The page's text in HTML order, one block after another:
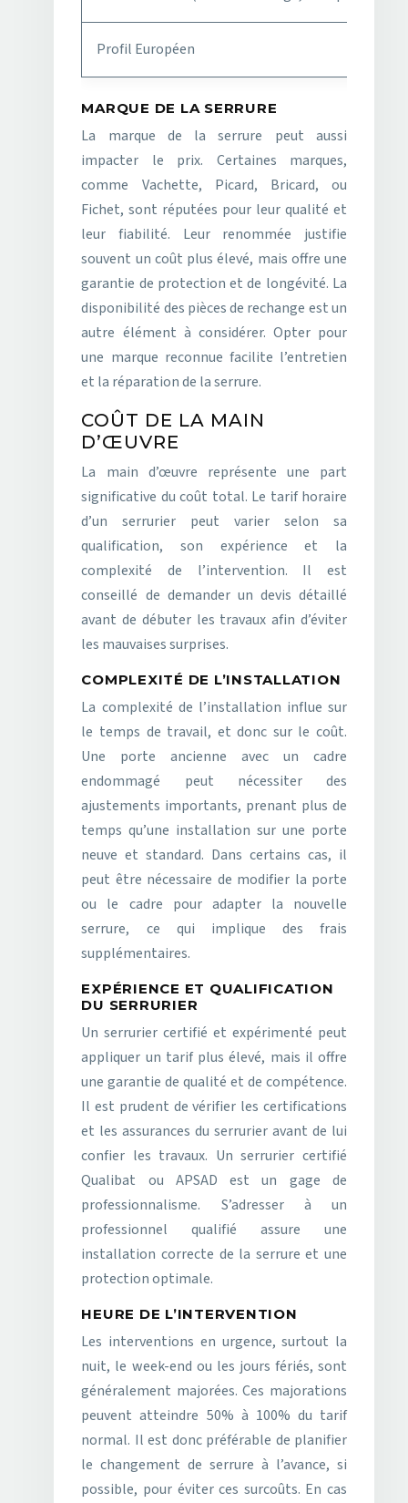
Profil Européen
MARQUE DE LA SERRURE
La marque de la serrure peut aussi
impacter le prix. Certaines marques,
comme Vachette, Picard, Bricard, ou
Fichet, sont réputées pour leur qualité et
leur fiabilité. Leur renommée justifie
souvent un coût plus élevé, mais offre une
garantie de protection et de longévité. La
disponibilité des pièces de rechange est un
autre élément à considérer. Opter pour
une marque reconnue facilite l’entretien
et la réparation de la serrure.
COÛT DE LA MAIN
D’ŒUVRE
La main d’œuvre représente une part
significative du coût total. Le tarif horaire
d’un serrurier peut varier selon sa
qualification, son expérience et la
complexité de l’intervention. Il est
conseillé de demander un devis détaillé
avant de débuter les travaux afin d’éviter
les mauvaises surprises.
COMPLEXITÉ DE L’INSTALLATION
La complexité de l’installation influe sur
le temps de travail, et donc sur le coût.
Une porte ancienne avec un cadre
endommagé peut nécessiter des
ajustements importants, prenant plus de
temps qu’une installation sur une porte
neuve et standard. Dans certains cas, il
peut être nécessaire de modifier la porte
ou le cadre pour adapter la nouvelle
serrure, ce qui implique des frais
supplémentaires.
EXPÉRIENCE ET QUALIFICATION
DU SERRURIER
Un serrurier certifié et expérimenté peut
appliquer un tarif plus élevé, mais il offre
une garantie de qualité et de compétence.
Il est prudent de vérifier les certifications
et les assurances du serrurier avant de lui
confier les travaux. Un serrurier certifié
Qualibat ou APSAD est un gage de
professionnalisme. S’adresser à un
professionnel qualifié assure une
installation correcte de la serrure et une
protection optimale.
HEURE DE L’INTERVENTION
Les interventions en urgence, surtout la
nuit, le week-end ou les jours fériés, sont
généralement majorées. Ces majorations
peuvent atteindre 50% à 100% du tarif
normal. Il est donc préférable de planifier
le changement de serrure à l’avance, si
possible, pour éviter ces surcoûts. En cas